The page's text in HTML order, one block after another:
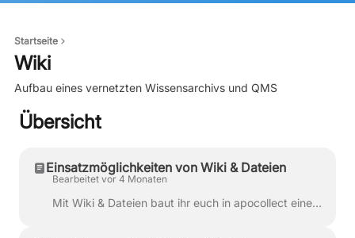
Startseite
Wiki
Aufbau eines vernetzten Wissensarchivs und QMS
Übersicht
Einsatzmöglichkeiten von Wiki & Dateien
Bearbeitet vor 4 Monaten
Mit Wiki & Dateien baut ihr euch in apocollect eine zentrale Wissens- und Dokumentenbasis für eure Apotheke auf. Hier könnt ihr Artikel erstellen, ...